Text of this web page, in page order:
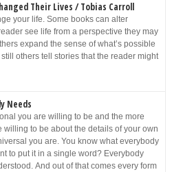
Their Lives / Tobias Carroll
your life. Some books can alter
see life from a perspective they may
expand the sense of what’s possible
others tell stories that the reader might
Needs
you are willing to be and the more
willing to be about the details of your own
you are. You know what everybody
to put it in a single word? Everybody
And out of that comes every form